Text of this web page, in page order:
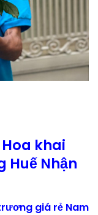
khai
Nhận
giá rẻ Nam